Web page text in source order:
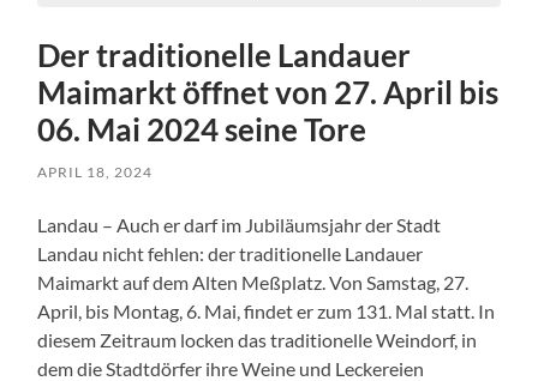
Der traditionelle Landauer
Maimarkt öffnet von 27. April bis
06. Mai 2024 seine Tore
APRIL 18, 2024
Landau – Auch er darf im Jubiläumsjahr der Stadt
Landau nicht fehlen: der traditionelle Landauer
Maimarkt auf dem Alten Meßplatz. Von Samstag, 27.
April, bis Montag, 6. Mai, findet er zum 131. Mal statt. In
diesem Zeitraum locken das traditionelle Weindorf, in
dem die Stadtdörfer ihre Weine und Leckereien